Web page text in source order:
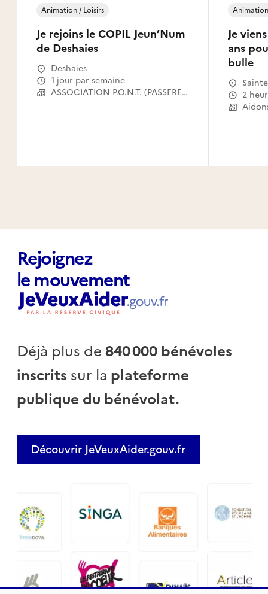
Je rejoins le COPIL Jeun’Num
de Deshaies
Animation / Loisirs
Deshaies
1 jour par semaine
ASSOCIATION P.O.N.T. (PASSERELLES OUVERTES VERS LE NUMERIQUE POUR TOUS)
Je
ans
bulle
2
Rejoignez
le mouvement
Déjà plus de840 000 bénévoles
inscrits sur la plateforme
publique du bénévolat.
Découvrir JeVeuxAider.gouv.fr